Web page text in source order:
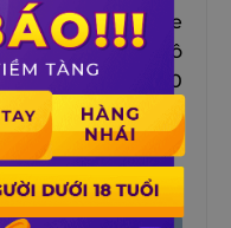
Russo – Baltique
phẩm Vodka
vô
kỷ niệm 100
xuất ô tô. Điểm
này là phần vỏ
3kg bạc.